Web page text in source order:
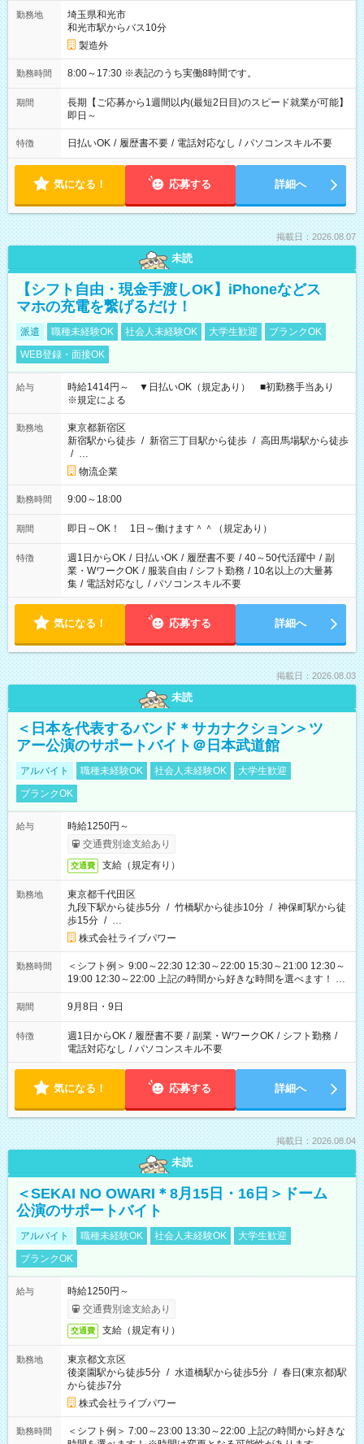
勤務地
埼玉県和光市
和光市駅からバス10分
製造外
勤務時間 8:00～17:30 ※表記のうち実働8時間です。
期間
長期【ご応募から1週間以内(最短2日目)のスピード就業が可能】
即日～
特徴 日払いOK / 履歴書不要 / 電話対応なし / パソコンスキル不要
気になる！ 応募する 詳細へ
掲載日：2026.08.07
未読
【シフト自由・現金手渡しOK】iPhoneなどス
マホの充電を繋げるだけ！
派遣 職種未経験OK 社会人未経験OK 大学生歓迎
ブランクOK
WEB登録・面接OK
給与
時給1414円～ ▼日払いOK（規定あり） ■初勤務手当あり
※規定による
勤務地
東京都新宿区
新宿駅から徒歩 / 新宿三丁目駅から徒歩 / 高田馬場駅から徒歩
/ …
物流企業
勤務時間 9:00～18:00
期間 即日～OK！ 1日～働けます＾＾（規定あり）
特徴 週1日からOK / 日払いOK / 履歴書不要 / 40～50代活躍中 / 副
業・WワークOK / 服装自由 / シフト勤務 / 10名以上の大量募
集 / 電話対応なし / パソコンスキル不要
気になる！ 応募する 詳細へ
掲載日：2026.08.03
未読
＜日本を代表するバンド＊サカナクション＞ツ
アー公演のサポートバイト＠日本武道館
アルバイト 職種未経験OK 社会人未経験OK
大学生歓迎
ブランクOK
給与
時給1250円～
交通費別途支給あり
交通費 支給（規定有り）
勤務地
東京都千代田区
九段下駅から徒歩5分 / 竹橋駅から徒歩10分 / 神保町駅から徒
歩15分 / …
株式会社ライブパワー
勤務時間
＜シフト例＞ 9:00～22:30 12:30～22:00 15:30～21:00 12:30～
19:00 12:30～22:00 上記の時間から好きな時間を選べます！ ※
時間は変更となる可能性があります
期間 9月8日・9日
特徴 週1日からOK / 履歴書不要 / 副業・WワークOK / シフト勤務 /
電話対応なし / パソコンスキル不要
気になる！ 応募する 詳細へ
掲載日：2026.08.04
未読
＜SEKAI NO OWARI＊8月15日・16日＞ドーム
公演のサポートバイト
アルバイト 職種未経験OK 社会人未経験OK
大学生歓迎
ブランクOK
給与
時給1250円～
交通費別途支給あり
交通費 支給（規定有り）
勤務地
東京都文京区
後楽園駅から徒歩5分 / 水道橋駅から徒歩5分 / 春日(東京都)駅
から徒歩7分
株式会社ライブパワー
勤務時間
＜シフト例＞ 7:00～23:00 13:30～22:00 上記の時間から好きな